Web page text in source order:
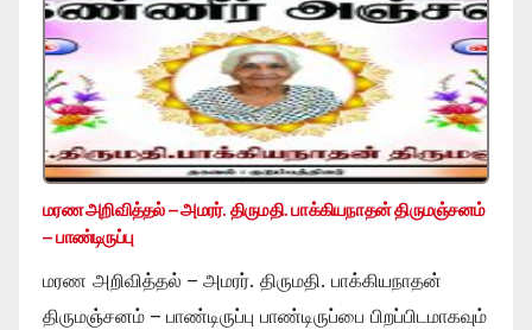
மரண அறிவித்தல் – அமரர். திருமதி. பாக்கியநாதன் திருமஞ்சனம்
– பாண்டிருப்பு
மரண அறிவித்தல் – அமரர். திருமதி. பாக்கியநாதன்
திருமஞ்சனம் – பாண்டிருப்பு பாண்டிருப்பை பிறப்பிடமாகவும்